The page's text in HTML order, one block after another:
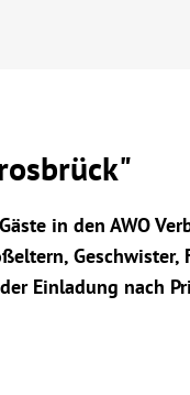
in den AWO
Geschwister,
Einladung nach